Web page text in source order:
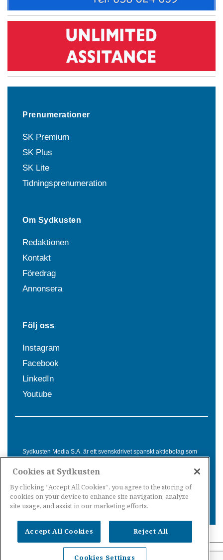
Prenumerationer
SK Premium
SK Plus
SK Lite
Tidningsprenumeration
Om Sydkusten
Redaktionen
Kontakt
Föredrag
Annonsera
Följ oss
Instagram
Facebook
LinkedIn
Youtube
Sydkusten Media S.A. är ett svenskdrivet spanskt aktiebolag som
Spanien. Genom nyhetsbevakning av hela Spanien, med bas på
informationsförmedling för svenskar i Spanien.
Nyheter Spanien· Nyheter Costa del Sol
Cookies at Sydkusten
By clicking “Accept All Cookies”, you agree to the storing of
cookies on your device to enhance site navigation, analyze
site usage, and assist in our marketing efforts.
Accept All Cookies Reject All
Cookies Settings